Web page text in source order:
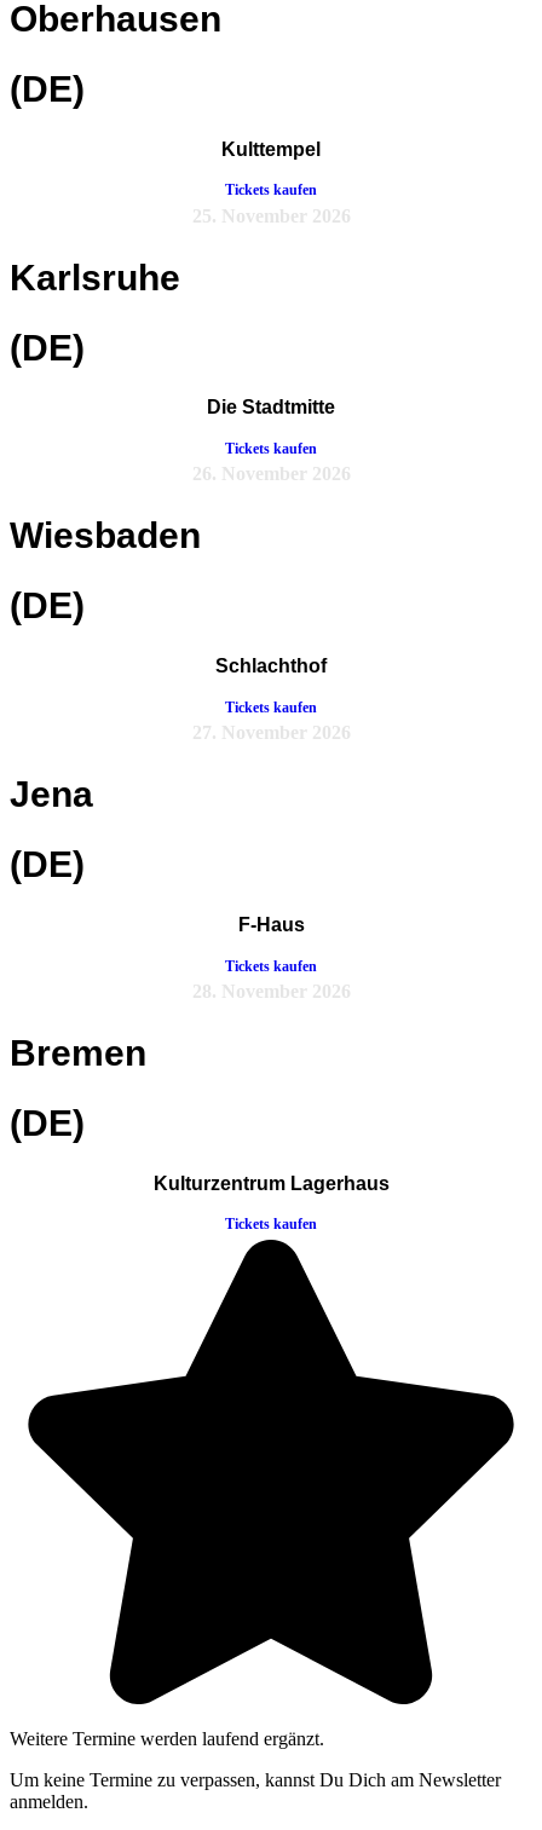
Oberhausen
(DE)
Kulttempel
Tickets kaufen
25. November 2026
Karlsruhe
(DE)
Die Stadtmitte
Tickets kaufen
26. November 2026
Wiesbaden
(DE)
Schlachthof
Tickets kaufen
27. November 2026
Jena
(DE)
F-Haus
Tickets kaufen
28. November 2026
Bremen
(DE)
Kulturzentrum Lagerhaus
Tickets kaufen
Weitere Termine werden laufend ergänzt.
Um keine Termine zu verpassen, kannst Du Dich am Newsletter
anmelden.